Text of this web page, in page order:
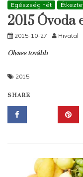
Egészség hét
2015 Óvoda
2015-10-27 Hivatal
Olvass tovább
2015
SHARE